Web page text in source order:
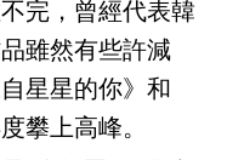
完，曾經代表韓
雖然有些許減
星星的你》和
攀上高峰。